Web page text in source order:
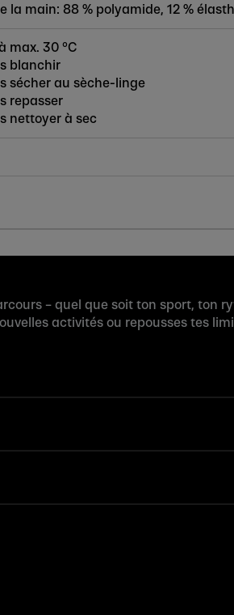
la main: 88 % polyamide, 12 %
max. 30 °C
blanchir
sécher au sèche-linge
repasser
nettoyer à sec
– quel que soit ton sport,
activités ou repousses tes